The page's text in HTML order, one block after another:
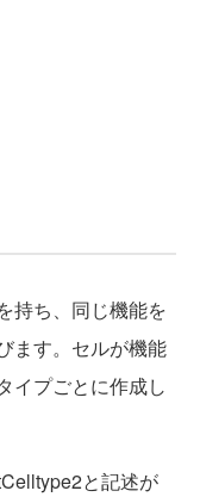
持ち、同じ機能を
ます。セルが機能
イプごとに作成し
と記述が